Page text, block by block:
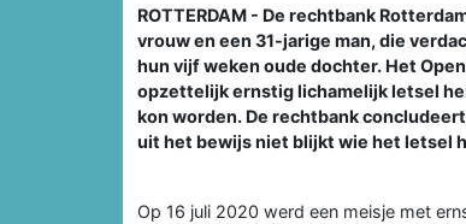
ROTTERDAM - De rechtbank
vrouw en een 31-jarige man, die
hun vijf weken oude dochter. Het
opzettelijk ernstig lichamelijk letsel
kon worden. De rechtbank
uit het bewijs niet blijkt wie het letsel
Op 16 juli 2020 werd een meisje met